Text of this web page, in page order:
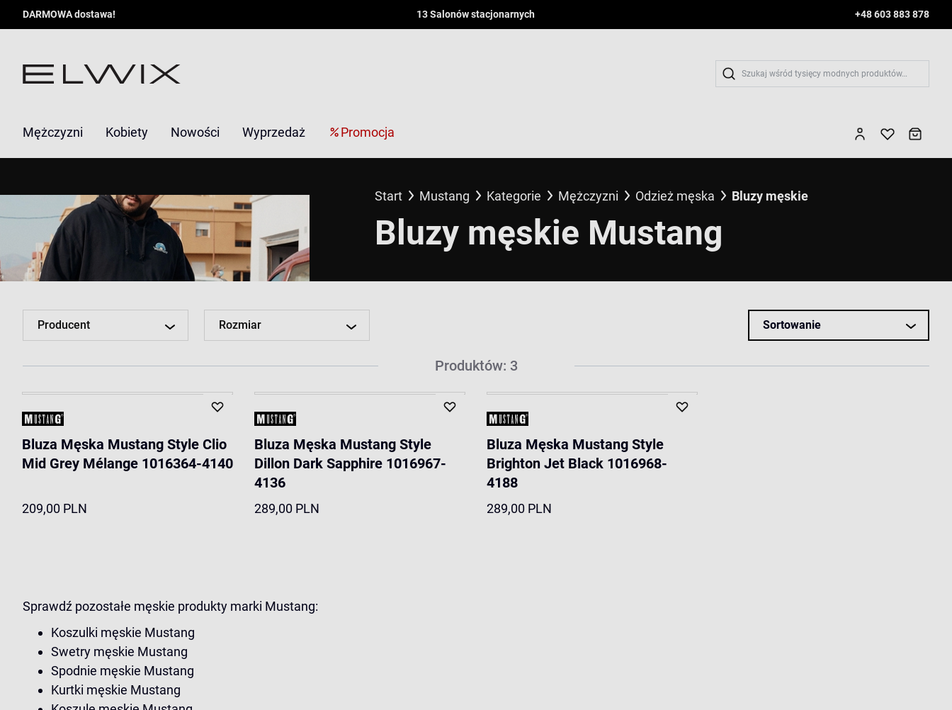
DARMOWA dostawa! 13 Salonów stacjonarnych +48 603 883 878
Mężczyzni Kobiety Nowości Wyprzedaż Promocja
Start Mustang Kategorie Mężczyzni Odzież męska Bluzy męskie
Bluzy męskie Mustang
Producent Rozmiar Sortowanie
Produktów: 3
Bluza Męska Mustang Style Clio
Mid Grey Mélange 1016364-4140
209,00 PLN
Bluza Męska Mustang Style
Dillon Dark Sapphire 1016967-
4136
289,00 PLN
Bluza Męska Mustang Style
Brighton Jet Black 1016968-
4188
289,00 PLN
Sprawdź pozostałe męskie produkty marki Mustang:
Koszulki męskie Mustang
Swetry męskie Mustang
Spodnie męskie Mustang
Kurtki męskie Mustang